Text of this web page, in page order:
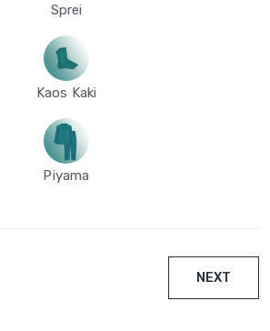
Sprei
Kaos Kaki
Piyama
NEXT